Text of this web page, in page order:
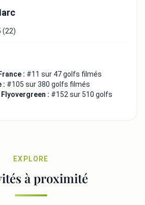
(22)
: #11 sur 47 golfs filmés
: #105 sur 380 golfs filmés
: #152 sur 510 golfs
EXPLORE
à proximité